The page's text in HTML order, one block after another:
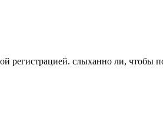
регистрацией. слыханно ли, чтобы